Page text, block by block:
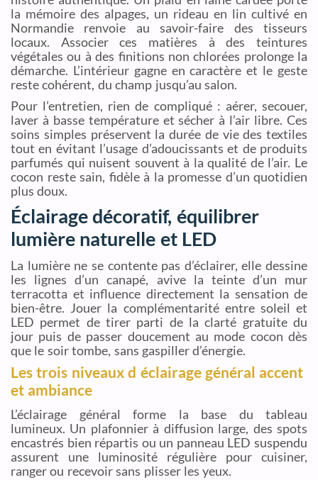
la mémoire des alpages, un rideau en lin cultivé en
Normandie renvoie au savoir-faire des tisseurs
locaux. Associer ces matières à des teintures
végétales ou à des finitions non chlorées prolonge la
démarche. L’intérieur gagne en caractère et le geste
reste cohérent, du champ jusqu’au salon.
Pour l’entretien, rien de compliqué : aérer, secouer,
laver à basse température et sécher à l’air libre. Ces
soins simples préservent la durée de vie des textiles
tout en évitant l’usage d’adoucissants et de produits
parfumés qui nuisent souvent à la qualité de l’air. Le
cocon reste sain, fidèle à la promesse d’un quotidien
plus doux.
Éclairage décoratif, équilibrer
lumière naturelle et LED
La lumière ne se contente pas d’éclairer, elle dessine
les lignes d’un canapé, avive la teinte d’un mur
terracotta et influence directement la sensation de
bien-être. Jouer la complémentarité entre soleil et
LED permet de tirer parti de la clarté gratuite du
jour puis de passer doucement au mode cocon dès
que le soir tombe, sans gaspiller d’énergie.
Les trois niveaux d éclairage général accent
et ambiance
L’éclairage général forme la base du tableau
lumineux. Un plafonnier à diffusion large, des spots
encastrés bien répartis ou un panneau LED suspendu
assurent une luminosité régulière pour cuisiner,
ranger ou recevoir sans plisser les yeux.